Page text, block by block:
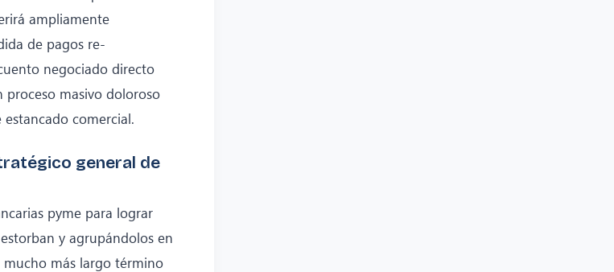
ampliamente
de pagos re-
negociado directo
masivo doloroso
comercial.
general de
pyme para lograr
y agrupándolos en
más largo término